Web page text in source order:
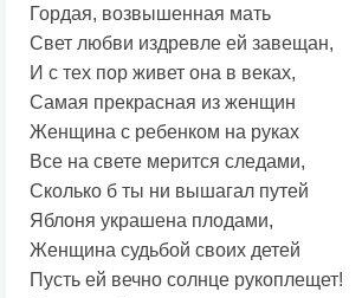
Гордая, возвышенная мать
Свет любви издревле ей завещан,
И с тех пор живет она в веках,
Самая прекрасная из женщин
Женщина с ребенком на руках
Все на свете мерится следами,
Сколько б ты ни вышагал путей
Яблоня украшена плодами,
Женщина судьбой своих детей
Пусть ей вечно солнце рукоплещет!